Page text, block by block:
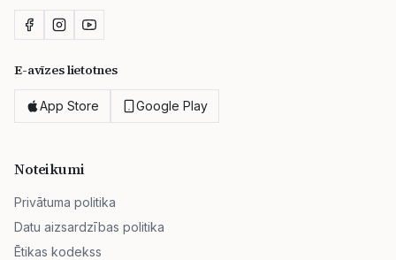
E-avīzes lietotnes
App Store Google Play
Noteikumi
Privātuma politika
Datu aizsardzības politika
Ētikas kodekss